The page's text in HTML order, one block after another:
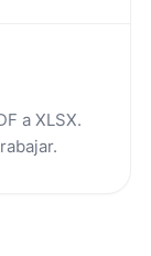
a XLSX.